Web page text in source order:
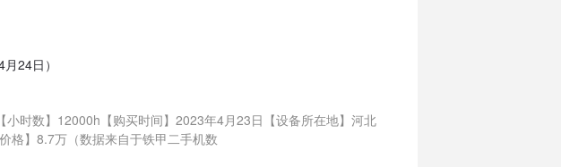
24日）
小时数】12000h【购买时间】2023年4月23日【设备所在地】河北
格】8.7万（数据来自于铁甲二手机数